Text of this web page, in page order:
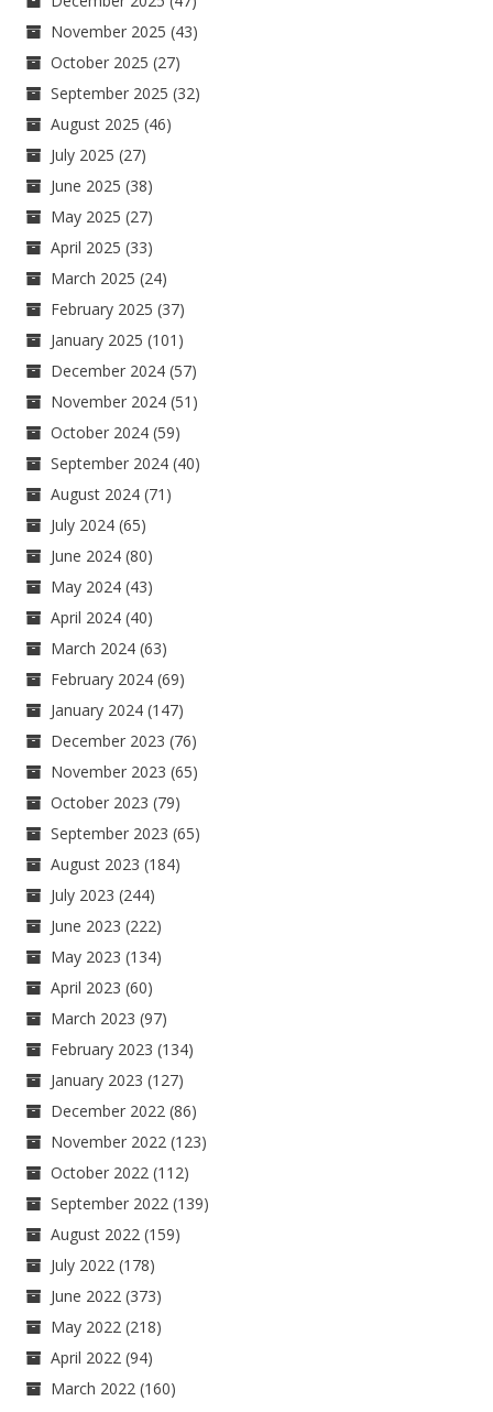
November 2025 (43)
October 2025 (27)
September 2025 (32)
August 2025 (46)
July 2025 (27)
June 2025 (38)
May 2025 (27)
April 2025 (33)
March 2025 (24)
February 2025 (37)
January 2025 (101)
December 2024 (57)
November 2024 (51)
October 2024 (59)
September 2024 (40)
August 2024 (71)
July 2024 (65)
June 2024 (80)
May 2024 (43)
April 2024 (40)
March 2024 (63)
February 2024 (69)
January 2024 (147)
December 2023 (76)
November 2023 (65)
October 2023 (79)
September 2023 (65)
August 2023 (184)
July 2023 (244)
June 2023 (222)
May 2023 (134)
April 2023 (60)
March 2023 (97)
February 2023 (134)
January 2023 (127)
December 2022 (86)
November 2022 (123)
October 2022 (112)
September 2022 (139)
August 2022 (159)
July 2022 (178)
June 2022 (373)
May 2022 (218)
April 2022 (94)
March 2022 (160)